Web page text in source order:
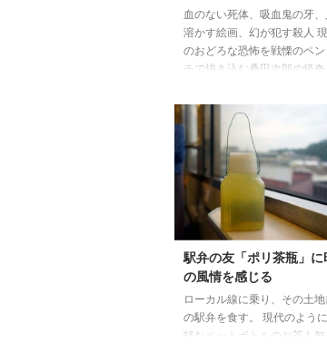
血のない死体、吸血鬼の牙、
溶かす絵画、幻が犯す殺人
のおどろな恐怖を戦慄のペン
チで描き込む桑田次郎の怪奇
汗をにぎった興奮が、今、
の世界で復活する。 第1話
呼ぶ絵 第2話 ふたつの顔の
第3話 まぼろし殺人事件 第
話 闇からの声 第5話 死霊
昭和53年12月15日 初版発行
田次郎（現:二郎） 昭和30年
ら40年代初頭の少年マガジン
載されていた「8マン」や58
発表された「月光仮面」他、
の代表作がある。その硬質で
ープ ...
駅弁の友「ポリ茶瓶」に
の風情を感じる
ローカル線に乗り、その土地
の駅弁を食す。 現代のよう
軽なペットボトルのお茶も無